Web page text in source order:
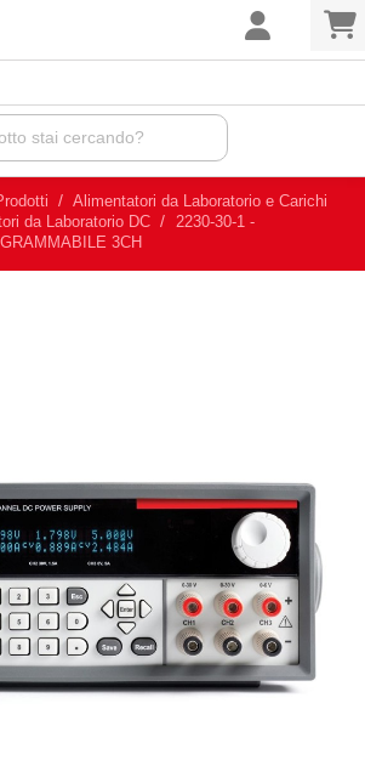
Alimentatori da Laboratorio e Carichi
da Laboratorio DC
2230-30-1 -
3CH